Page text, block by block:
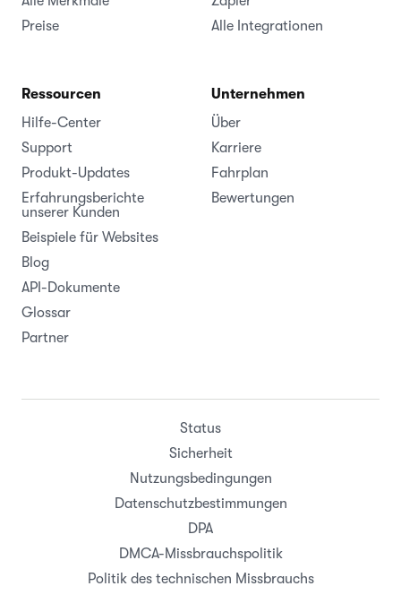
Preise
Alle Integrationen
Ressourcen
Hilfe-Center
Support
Produkt-Updates
Erfahrungsberichte
unserer Kunden
Beispiele für Websites
Blog
API-Dokumente
Glossar
Partner
Unternehmen
Über
Karriere
Fahrplan
Bewertungen
Status
Sicherheit
Nutzungsbedingungen
Datenschutzbestimmungen
DPA
DMCA-Missbrauchspolitik
Politik des technischen Missbrauchs